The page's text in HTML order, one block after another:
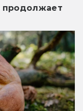
продолжает